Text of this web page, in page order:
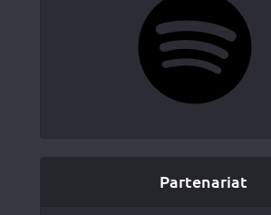
Partenariat